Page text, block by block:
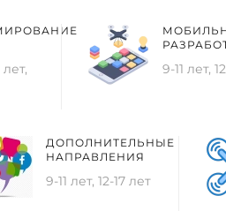
лет,
9-11 лет,
ДОПОЛНИТЕЛЬНЫЕ
НАПРАВЛЕНИЯ
9-11 лет, 12-17 лет